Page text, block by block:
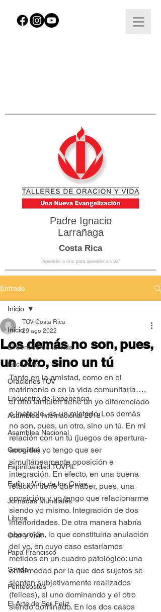
Padre Ignacio
Larrañaga
Costa Rica
“Aprender a orar para aprender a vivir”
Entrada
Inicio
El Sentido de la Vida
Encuentro
Oraciones TOV
Encuentro de Experiencia
Asamblea Internacional 2018
Asamblea Nacional
Consultas
Espiritualidad TOVPIL
Estilo y Vida de los Guías
Jornadas Mundiales
Libros
Orar y Vivir
Papa Francisco
Senda
Pentecostés
El Arte de Ser Feliz
Inicio
Los demás no son, pues,
un otro, sino un tú
TOV-Costa Rica
29 ago 2022
Tanto en la amistad, como en el
matrimonio o en la vida comunitaria…,
el otro también tiene un yo diferenciado
e inefable, es un misterio. Los demás
no son, pues, un otro, sino un tú. En mi
relación con un tú (juegos de apertura-
acogida) yo tengo que ser
simultáneamente oposición e
integración. En efecto, en una buena
relación tiene que haber, pues, una
oposición: y yo tengo que relacionarme
siendo yo mismo. Integración de dos
interioridades. De otra manera habría
absorción, lo que constituiría anulación
del yo, en cuyo caso estaríamos
metidos en un cuadro patológico: una
enfermedad por la que dos sujetos se
sienten subjetivamente realizados
(felices), el uno dominando y el otro
siendo dominado. En los dos casos